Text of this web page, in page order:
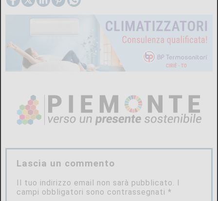
Lascia un commento
Il tuo indirizzo email non sarà pubblicato. I
campi obbligatori sono contrassegnati*